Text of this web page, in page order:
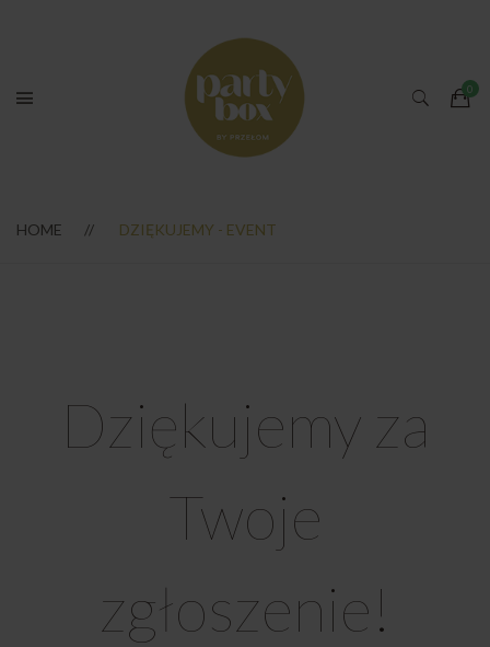
HOME DZIĘKUJEMY - EVENT
Dziękujemy za
Twoje
zgłoszenie!